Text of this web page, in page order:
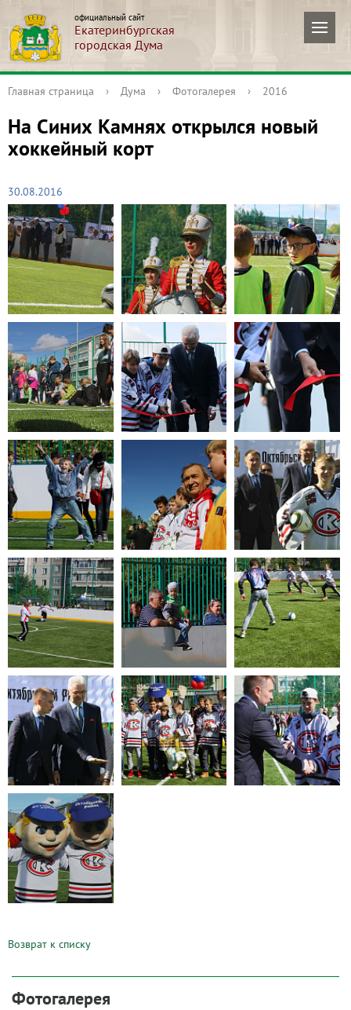
официальный сайт
Екатеринбургская
городская Дума
Главная страница › Дума › Фотогалерея › 2016
На Синих Камнях открылся новый
хоккейный корт
30.08.2016
Возврат к списку
Фотогалерея